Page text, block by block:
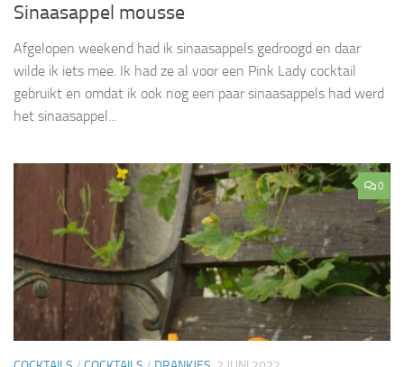
Sinaasappel mousse
Afgelopen weekend had ik sinaasappels gedroogd en daar
wilde ik iets mee. Ik had ze al voor een Pink Lady cocktail
gebruikt en omdat ik ook nog een paar sinaasappels had werd
het sinaasappel...
0